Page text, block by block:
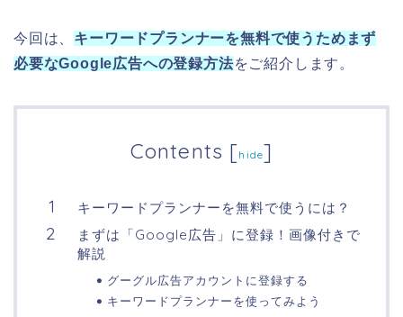
今回は、 キーワードプランナーを無料で使うためまず
必要なGoogle広告への登録方法をご紹介します。
Contents [hide]
キーワードプランナーを無料で使うには？
まずは「Google広告」に登録！画像付きで
解説
グーグル広告アカウントに登録する
キーワードプランナーを使ってみよう